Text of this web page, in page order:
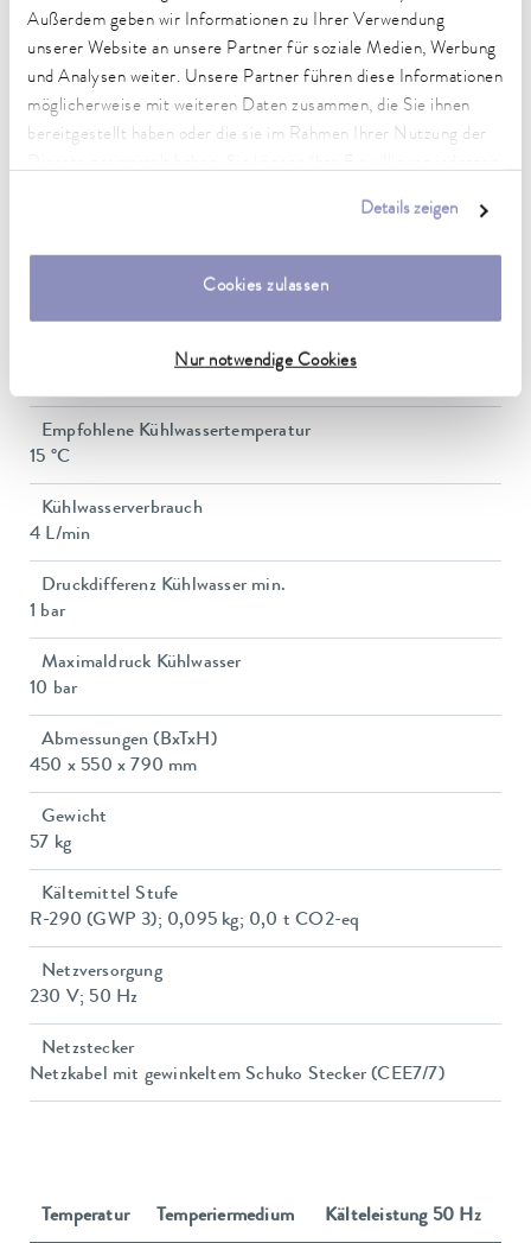
Außerdem geben wir Informationen zu Ihrer Verwendung
unserer Website an unsere Partner für soziale Medien, Werbung
und Analysen weiter. Unsere Partner führen diese Informationen
möglicherweise mit weiteren Daten zusammen, die Sie ihnen
bereitgestellt haben oder die sie im Rahmen Ihrer Nutzung der
Details zeigen
Cookies zulassen
Nur notwendige Cookies
Pumpe Förderstrom max. (Druck)
37 L/min
In / Outlet Anschlussgewinde (außen)
G 3/4"
Füllvolumen max.
Empfohlene Kühlwassertemperatur
15 °C
Kühlwasserverbrauch
4 L/min
Druckdifferenz Kühlwasser min.
1 bar
Maximaldruck Kühlwasser
10 bar
Abmessungen (BxTxH)
450 x 550 x 790 mm
Gewicht
57 kg
Kältemittel Stufe
R-290 (GWP 3); 0,095 kg; 0,0 t CO2-eq
Netzversorgung
230 V; 50 Hz
Netzstecker
Netzkabel mit gewinkeltem Schuko Stecker (CEE7/7)
Temperatur Temperiermedium Kälteleistung 50 Hz